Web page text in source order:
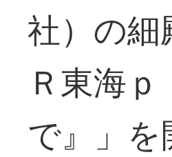
社）の
Ｒ東海
で』」